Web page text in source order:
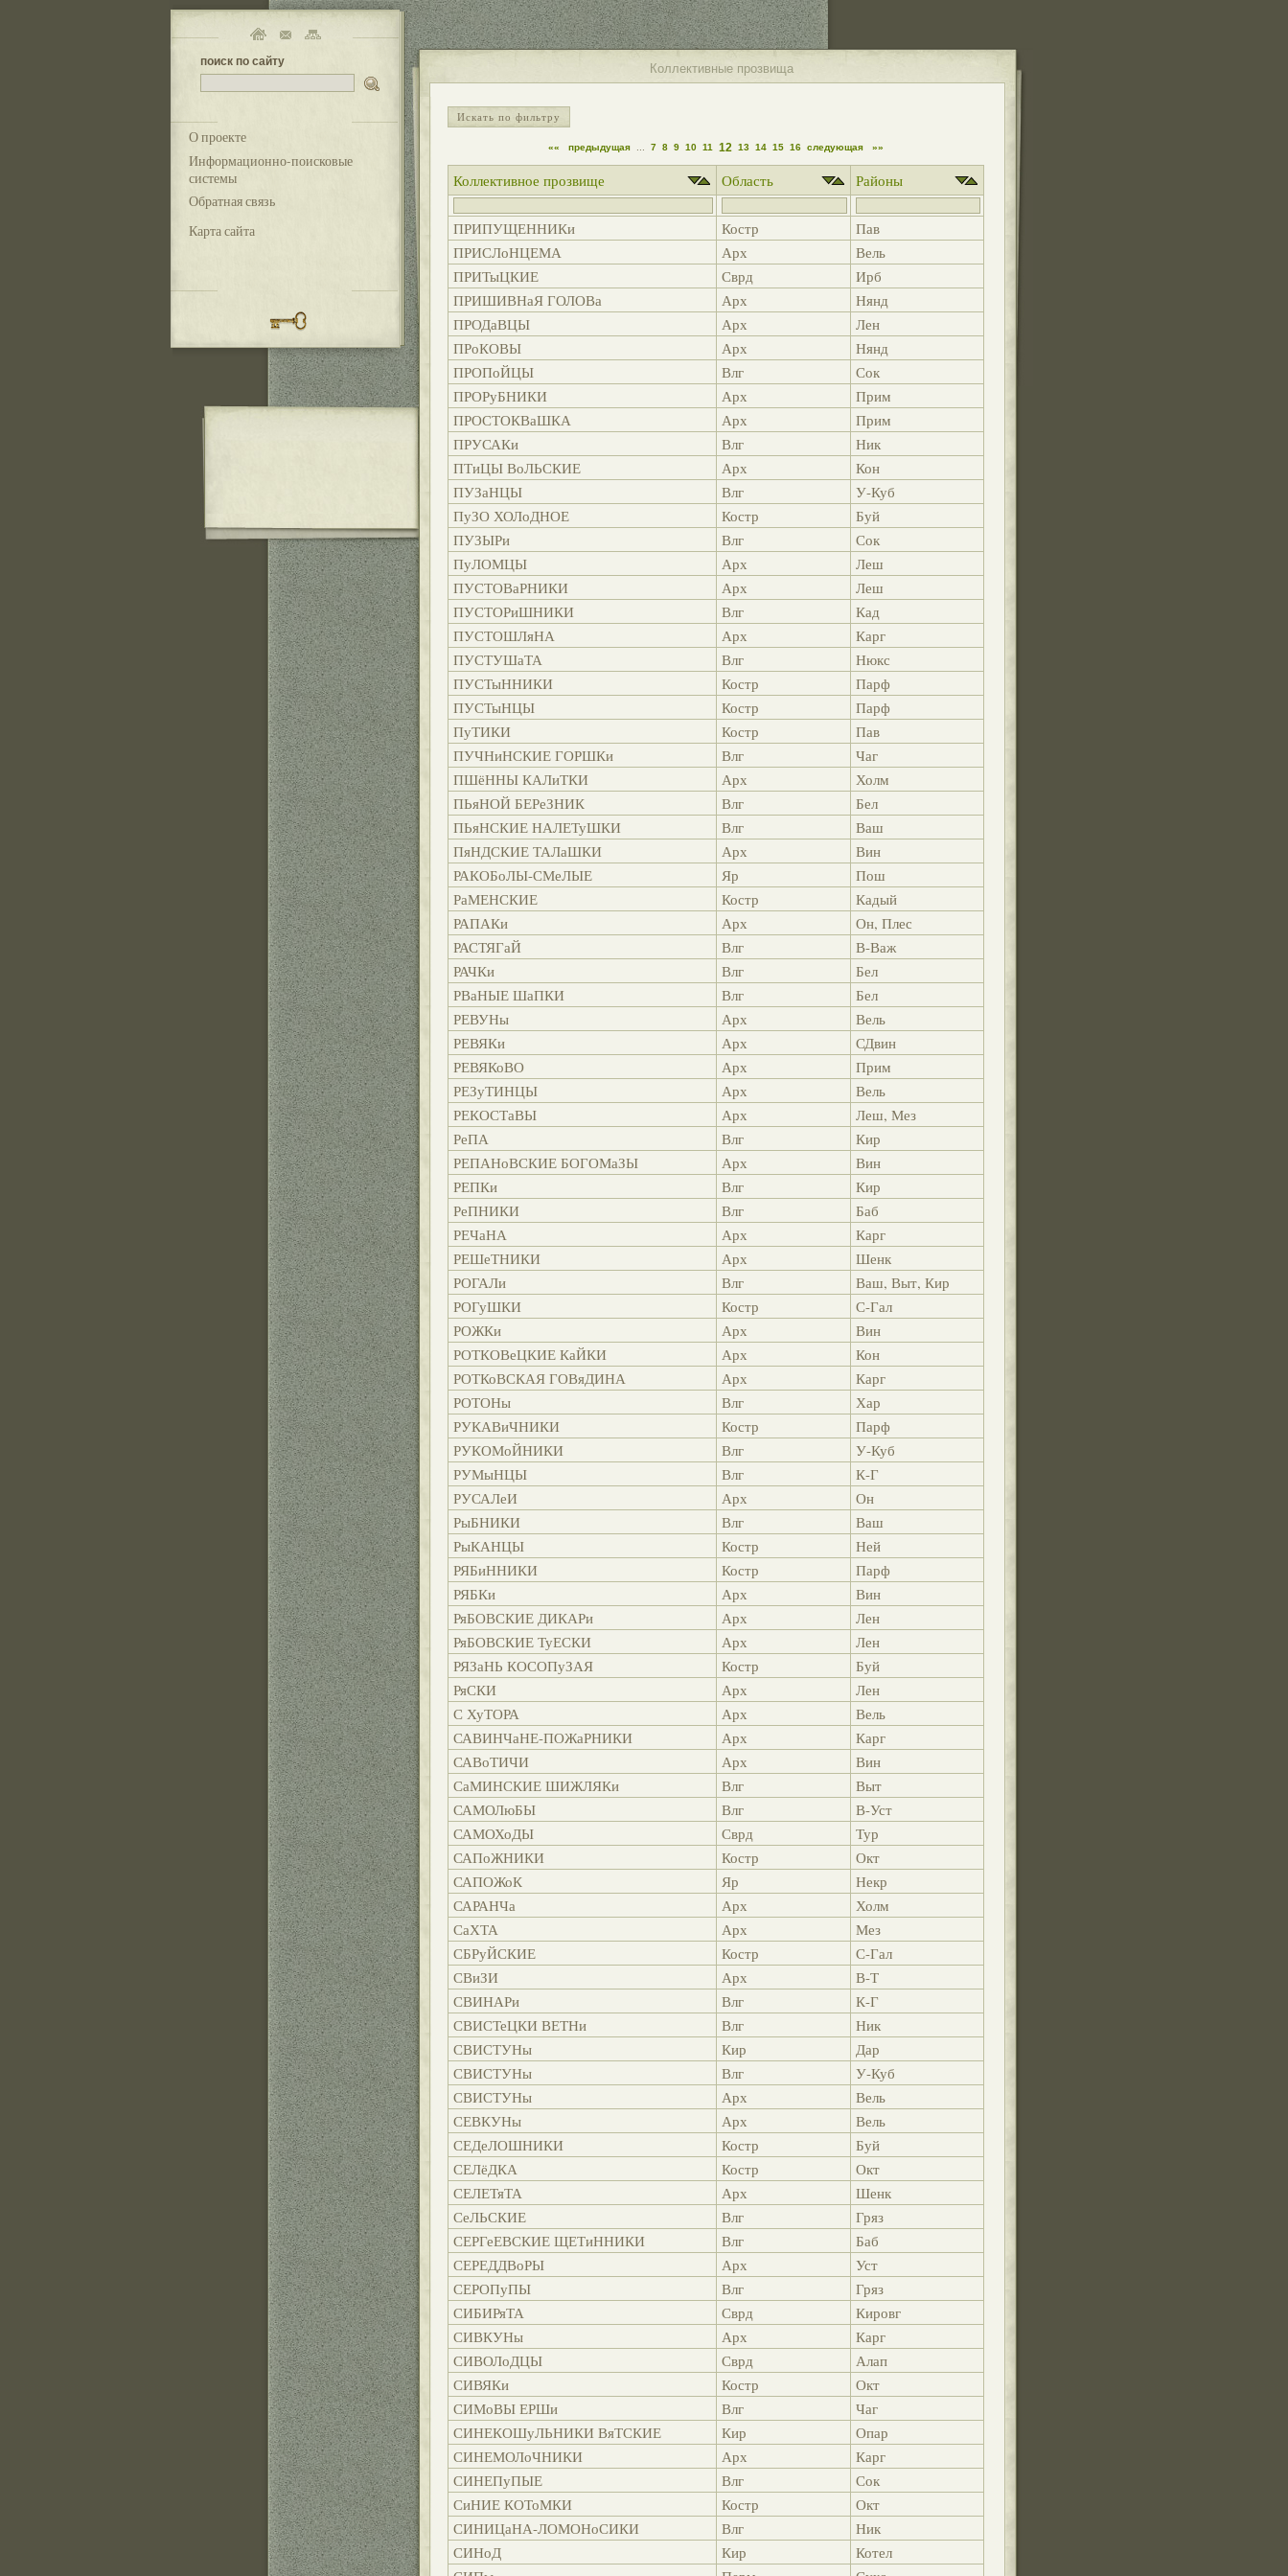
поиск по сайту
О проекте
Информационно-поисковые
системы
Обратная связь
Карта сайта
Коллективные прозвища
Искать по фильтру
«« предыдущая 7 8 9 10 11 12 13 14 15 16 следующая »»
Коллективное прозвище Область Районы
ПРИПУЩЕННИКи Костр
Пав
ПРИСЛоНЦЕМА
Арх
Вель
ПРИТыЦКИЕ
Сврд
Ирб
ПРИШИВНаЯ ГОЛОВа
Арх
Нянд
ПРОДаВЦЫ
Арх
Лен
ПРоКОВЫ
Арх
Нянд
ПРОПоЙЦЫ
Влг
Сок
ПРОРуБНИКИ
Арх
Прим
ПРОСТОКВаШКА
Арх
Прим
ПРУСАКи
Влг
Ник
ПТиЦЫ ВоЛЬСКИЕ
Арх
Кон
ПУЗаНЦЫ
Влг
У-Куб
ПуЗО ХОЛоДНОЕ
Костр
Буй
ПУЗЫРи
Влг
Сок
ПуЛОМЦЫ
Арх
Леш
ПУСТОВаРНИКИ
Арх
Леш
ПУСТОРиШНИКИ
Влг
Кад
ПУСТОШЛяНА
Арх
Карг
ПУСТУШаТА
Влг
Нюкс
ПУСТыННИКИ
Костр
Парф
ПУСТыНЦЫ
Костр
Парф
ПуТИКИ
Костр
Пав
ПУЧНиНСКИЕ ГОРШКи
Влг
Чаг
ПШёННЫ КАЛиТКИ
Арх
Холм
ПЬяНОЙ БЕРеЗНИК
Влг
Бел
ПЬяНСКИЕ НАЛЕТуШКИ
Влг
Ваш
ПяНДСКИЕ ТАЛаШКИ
Арх
Вин
РАКОБоЛЫ-СМеЛЫЕ
Яр
Пош
РаМЕНСКИЕ
Костр
Кадый
РАПАКи
Арх
Он, Плес
РАСТЯГаЙ
Влг
В-Важ
РАЧКи
Влг
Бел
РВаНЫЕ ШаПКИ
Влг
Бел
РЕВУНы
Арх
Вель
РЕВЯКи
Арх
СДвин
РЕВЯКоВО
Арх
Прим
РЕЗуТИНЦЫ
Арх
Вель
РЕКОСТаВЫ
Арх
Леш, Мез
РеПА
Влг
Кир
РЕПАНоВСКИЕ БОГОМаЗЫ
Арх
Вин
РЕПКи
Влг
Кир
РеПНИКИ
Влг
Баб
РЕЧаНА
Арх
Карг
РЕШеТНИКИ
Арх
Шенк
РОГАЛи
Влг
Ваш, Выт, Кир
РОГуШКИ
Костр
С-Гал
РОЖКи
Арх
Вин
РОТКОВеЦКИЕ КаЙКИ
Арх
Кон
РОТКоВСКАЯ ГОВяДИНА
Арх
Карг
РОТОНы
Влг
Хар
РУКАВиЧНИКИ
Костр
Парф
РУКОМоЙНИКИ
Влг
У-Куб
РУМыНЦЫ
Влг
К-Г
РУСАЛеИ
Арх
Он
РыБНИКИ
Влг
Ваш
РыКАНЦЫ
Костр
Ней
РЯБиННИКИ
Костр
Парф
РЯБКи
Арх
Вин
РяБОВСКИЕ ДИКАРи
Арх
Лен
РяБОВСКИЕ ТуЕСКИ
Арх
Лен
РЯЗаНЬ КОСОПуЗАЯ
Костр
Буй
РяСКИ
Арх
Лен
С ХуТОРА
Арх
Вель
САВИНЧаНЕ-ПОЖаРНИКИ
Арх
Карг
САВоТИЧИ
Арх
Вин
СаМИНСКИЕ ШИЖЛЯКи
Влг
Выт
САМОЛюБЫ
Влг
В-Уст
САМОХоДЫ
Сврд
Тур
САПоЖНИКИ
Костр
Окт
САПОЖоК
Яр
Некр
САРАНЧа
Арх
Холм
СаХТА
Арх
Мез
СБРуЙСКИЕ
Костр
С-Гал
СВиЗИ
Арх
В-Т
СВИНАРи
Влг
К-Г
СВИСТеЦКИ ВЕТНи
Влг
Ник
СВИСТУНы
Кир
Дар
СВИСТУНы
Влг
У-Куб
СВИСТУНы
Арх
Вель
СЕВКУНы
Арх
Вель
СЕДеЛОШНИКИ
Костр
Буй
СЕЛёДКА
Костр
Окт
СЕЛЕТяТА
Арх
Шенк
СеЛЬСКИЕ
Влг
Гряз
СЕРГеЕВСКИЕ ЩЕТиННИКИ
Влг
Баб
СЕРЕДДВоРЫ
Арх
Уст
СЕРОПуПЫ
Влг
Гряз
СИБИРяТА
Сврд
Кировг
СИВКУНы
Арх
Карг
СИВОЛоДЦЫ
Сврд
Алап
СИВЯКи
Костр
Окт
СИМоВЫ ЕРШи
Влг
Чаг
СИНЕКОШуЛЬНИКИ ВяТСКИЕ
Кир
Опар
СИНЕМОЛоЧНИКИ
Арх
Карг
СИНЕПуПЫЕ
Влг
Сок
СиНИЕ КОТоМКИ
Костр
Окт
СИНИЦаНА-ЛОМОНоСИКИ
Влг
Ник
СИНоД
Кир
Котел